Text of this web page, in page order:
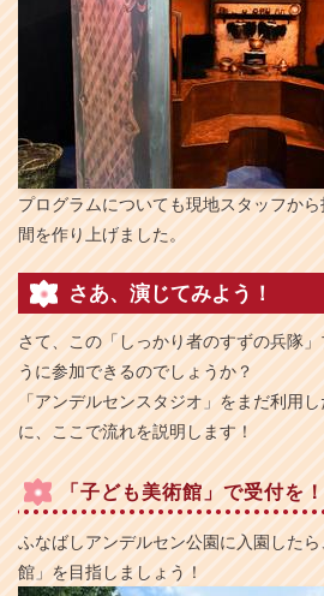
プログラムについても現地スタッフか
間を作り上げました。
さあ、演じてみよう！
さて、この「しっかり者のすずの兵隊
うに参加できるのでしょうか？
「アンデルセンスタジオ」をまだ利用
に、ここで流れを説明します！
「子ども美術館」で受付を！
ふなばしアンデルセン公園に入園した
館」を目指しましょう！